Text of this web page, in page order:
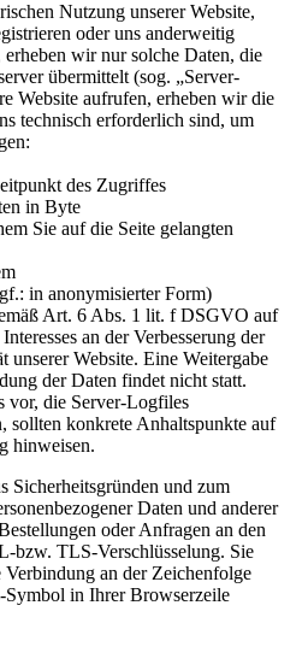
Nutzung unserer Website,
oder uns anderweitig
wir nur solche Daten, die
übermittelt (sog. „Server-
Website aufrufen, erheben wir die
technisch erforderlich sind, um
des Zugriffes
in Byte
Sie auf die Seite gelangten
in anonymisierter Form)
Art. 6 Abs. 1 lit. f DSGVO auf
an der Verbesserung der
unserer Website. Eine Weitergabe
der Daten findet nicht statt.
vor, die Server-Logfiles
sollten konkrete Anhaltspunkte auf
hinweisen.
Sicherheitsgründen und zum
Daten und anderer
oder Anfragen an den
bzw. TLS-Verschlüsselung. Sie
Verbindung an der Zeichenfolge
Symbol in Ihrer Browserzeile